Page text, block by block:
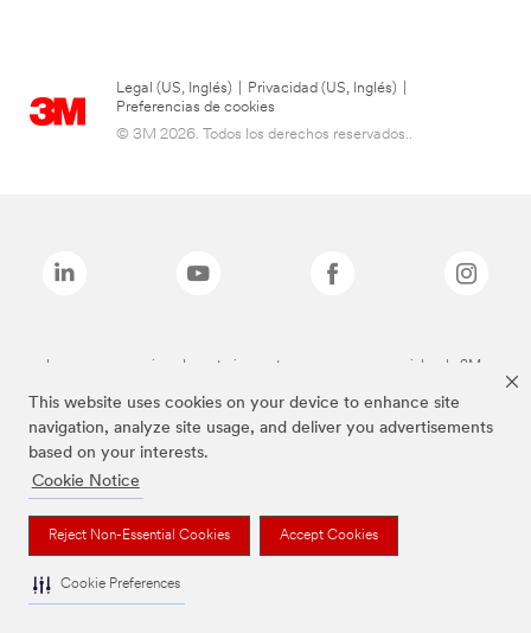
This website uses cookies on your device to enhance site
navigation, analyze site usage, and deliver you advertisements
based on your interests.
Cookie Notice
Reject Non-Essential Cookies Accept Cookies
Cookie Preferences
Legal (US, Inglés) Privacidad (US, Inglés)
Preferencias de cookies
© 3M 2026. Todos los derechos reservados..
Las marcas mencionadas anteriormente son marcas comerciales de 3M.